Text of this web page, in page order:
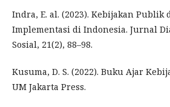
Indra, E. al. (2023). Kebijakan Publik
Implementasi di Indonesia. Jurnal
Sosial, 21(2), 88–98.
Kusuma, D. S. (2022). Buku Ajar
UM Jakarta Press.